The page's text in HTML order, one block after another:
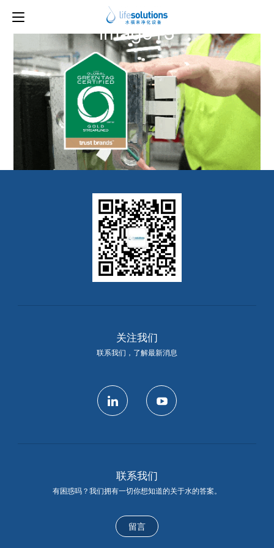
上一图片
image13
关注我们
联系我们，了解最新消息
联系我们
有困惑吗？我们拥有一切你想知道的关于水的答案。
留言